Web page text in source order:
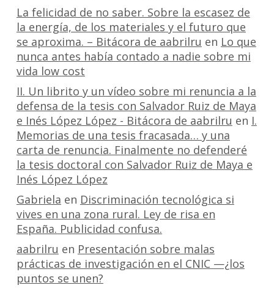
La felicidad de no saber. Sobre la escasez de
la energía, de los materiales y el futuro que
se aproxima. – Bitácora de aabrilru en Lo que
nunca antes había contado a nadie sobre mi
vida low cost
II. Un librito y un vídeo sobre mi renuncia a la
defensa de la tesis con Salvador Ruiz de Maya
e Inés López López - Bitácora de aabrilru en I.
Memorias de una tesis fracasada… y una
carta de renuncia. Finalmente no defenderé
la tesis doctoral con Salvador Ruiz de Maya e
Inés López López
Gabriela en Discriminación tecnológica si
vives en una zona rural. Ley de risa en
España. Publicidad confusa.
aabrilru en Presentación sobre malas
prácticas de investigación en el CNIC —¿los
puntos se unen?